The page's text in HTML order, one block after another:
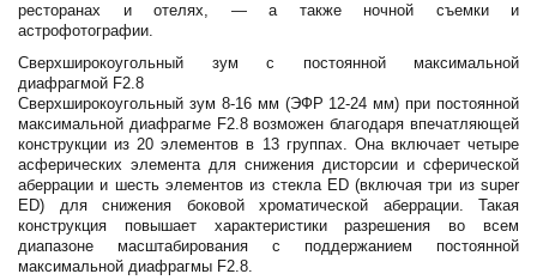
ресторанах и отелях, — а также ночной съемки и
астрофотографии.
Сверхширокоугольный зум с постоянной максимальной
диафрагмой F2.8
Сверхширокоугольный зум 8-16 мм (ЭФР 12-24 мм) при постоянной
максимальной диафрагме F2.8 возможен благодаря впечатляющей
конструкции из 20 элементов в 13 группах. Она включает четыре
асферических элемента для снижения дисторсии и сферической
аберрации и шесть элементов из стекла ED (включая три из super
ED) для снижения боковой хроматической аберрации. Такая
конструкция повышает характеристики разрешения во всем
диапазоне масштабирования с поддержанием постоянной
максимальной диафрагмы F2.8.